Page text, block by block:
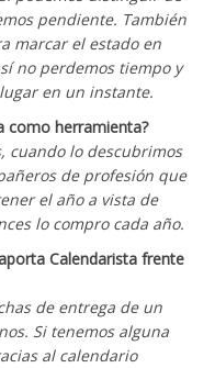
pendiente. También
marcar el estado en
no perdemos tiempo y
en un instante.
como herramienta?
cuando lo descubrimos
de profesión que
el año a vista de
lo compro cada año.
Calendarista frente
de entrega de un
Si tenemos alguna
al calendario